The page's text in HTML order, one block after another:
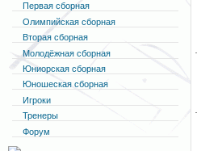
Первая сборная
Олимпийская сборная
Вторая сборная
Молодёжная сборная
Юниорская сборная
Юношеская сборная
Игроки
Тренеры
Форум